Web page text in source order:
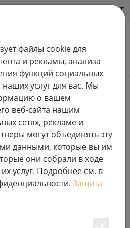
HILFE & SUPPORT
Homeart для
свечей черный
файлы cookie для
и рекламы, анализа
функций социальных
услуг для вас. Мы
о вашем
веб-сайта нашим
сетях, рекламе и
могут объединять эту
данными, которые вы им
они собрали в ходе
услуг. Подробнее см. в
Защита